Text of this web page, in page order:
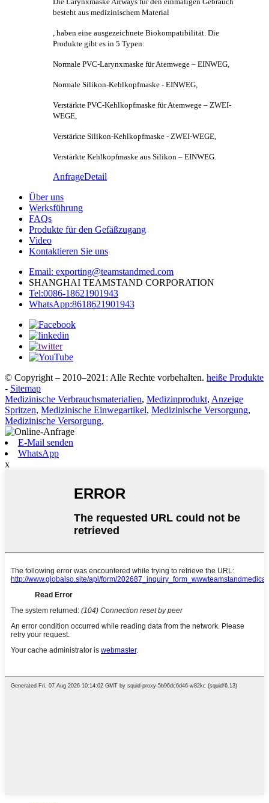
besteht aus medizinischem Material
, haben eine ausgezeichnete Biokompatibilität. Die
Produkte gibt es in 5 Typen:
Normale PVC-Larynxmaske für Atemwege – EINWEG,
Normale Silikon-Kehlkopfmaske - EINWEG,
Verstärkte PVC-Kehlkopfmaske für Atemwege – ZWEI-
WEGE,
Verstärkte Silikon-Kehlkopfmaske - ZWEI-WEGE,
Verstärkte Kehlkopfmaske aus Silikon – EINWEG.
AnfrageDetail
Über uns
Werksführung
FAQs
Produkte für den Gefäßzugang
Video
Kontaktieren Sie uns
Email: exporting@teamstandmed.com
SHANGHAI TEAMSTAND CORPORATION
Tel:0086-18621901943
WhatsApp:8618621901943
© Copyright – 2010–2021: Alle Rechte vorbehalten. heiße Produkte
- Sitemap
Medizinische Verbrauchsmaterialien, Medizinprodukt, Anzeige
Spritzen, Medizinische Einwegartikel, Medizinische Versorgung,
Medizinische Versorgung,
E-Mail senden
WhatsApp
x